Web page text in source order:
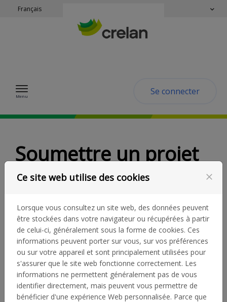
Passer au contenu
Français
Menu Se connecter
Soumettre un projet
chez Crelan
Bienvenue ! Vous êtes coopérateur CrelanCo et
vous êtes impliqué dans une association ou une
bonne cause ? Sur cette plateforme, vous pouvez
nous présenter votre projet et introduire une
demande de soutien financier.
Avant de soumettre votre demande, vérifiez que
votre projet réponde bien à nos conditions de
base :
Ce site web utilise des cookies close
Lorsque vous consultez un site web, des données peuvent
être stockées dans votre navigateur ou récupérées à partir
de celui-ci, généralement sous la forme de cookies. Ces
informations peuvent porter sur vous, sur vos préférences
ou sur votre appareil et sont principalement utilisées pour
s'assurer que le site web fonctionne correctement. Les
informations ne permettent généralement pas de vous
identifier directement, mais peuvent vous permettre de
bénéficier d'une expérience Web personnalisée. Parce que